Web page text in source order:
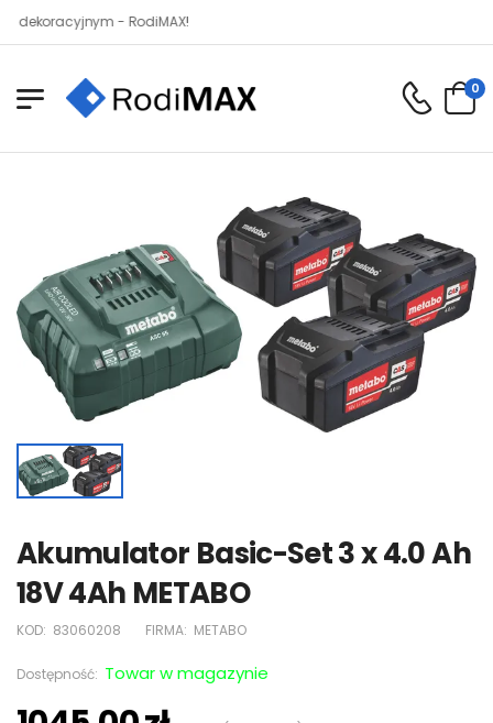
- RodiMAX!
0
Akumulator Basic-Set 3 x 4.0 Ah
18V 4Ah METABO
KOD: 83060208 FIRMA: METABO
Dostępność: Towar w magazynie